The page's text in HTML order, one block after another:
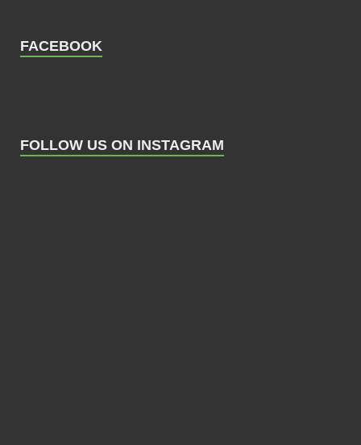
FACEBOOK
FOLLOW US ON INSTAGRAM